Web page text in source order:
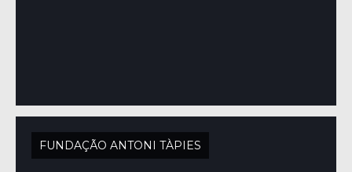
FUNDAÇÃO ANTONI TÀPIES